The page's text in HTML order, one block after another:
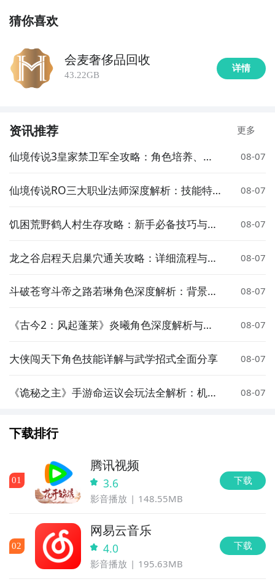
猜你喜欢
会麦奢侈品回收
43.22GB
详情
资讯推荐 更多
仙境传说3皇家禁卫军全攻略：角色培养、技
08-07
仙境传说RO三大职业法师深度解析：技能特
08-07
饥困荒野鹤人村生存攻略：新手必备技巧与资
08-07
龙之谷启程天启巢穴通关攻略：详细流程与技
08-07
斗破苍穹斗帝之路若琳角色深度解析：背景、
08-07
《古今2：风起蓬莱》炎曦角色深度解析与实
08-07
大侠闯天下角色技能详解与武学招式全面分享 08-07
《诡秘之主》手游命运议会玩法全解析：机
08-07
下载排行
01
腾讯视频
3.6
影音播放 148.55MB
下载
02
网易云音乐
4.0
影音播放 195.63MB
下载